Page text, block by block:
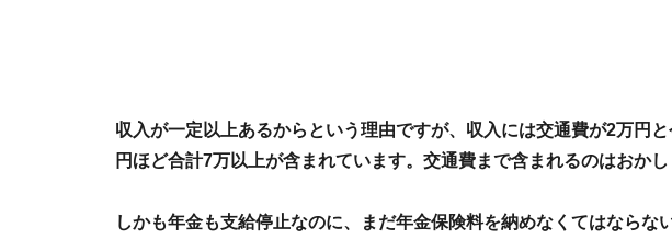
収入が一定以上あるからという理由ですが、収入には交通費が2万円
円ほど合計7万以上が含まれています。交通費まで含まれるのはおか
しかも年金も支給停止なのに、まだ年金保険料を納めなくてはならな